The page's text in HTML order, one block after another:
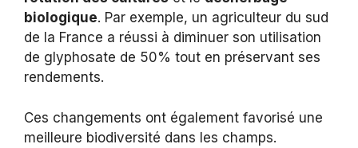
biologique. Par exemple, un agriculteur du sud
de la France a réussi à diminuer son utilisation
de glyphosate de 50% tout en préservant ses
rendements.
Ces changements ont également favorisé une
meilleure biodiversité dans les champs.